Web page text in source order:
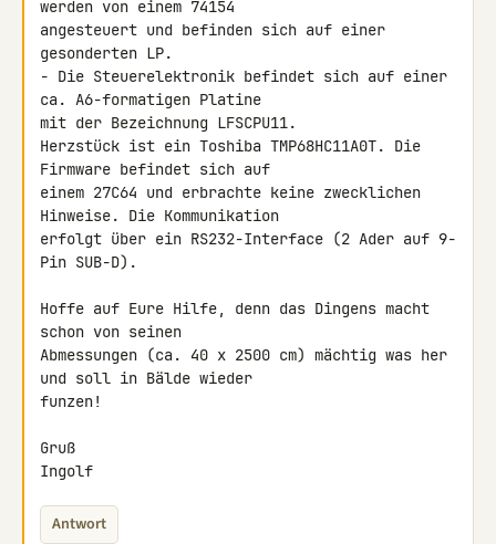
werden von einem 74154
angesteuert und befinden sich auf einer
gesonderten LP.
- Die Steuerelektronik befindet sich auf einer
ca. A6-formatigen Platine
mit der Bezeichnung LFSCPU11.
Herzstück ist ein Toshiba TMP68HC11A0T. Die
Firmware befindet sich auf
einem 27C64 und erbrachte keine zwecklichen
Hinweise. Die Kommunikation
erfolgt über ein RS232-Interface (2 Ader auf 9-
Pin SUB-D).
Hoffe auf Eure Hilfe, denn das Dingens macht
schon von seinen
Abmessungen (ca. 40 x 2500 cm) mächtig was her
und soll in Bälde wieder
funzen!
Gruß
Ingolf
Antwort